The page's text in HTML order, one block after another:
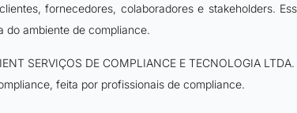
fornecedores, colaboradores e stakeholders.
do ambiente de compliance.
SERVIÇOS DE COMPLIANCE E TECNOLOGIA LTDA.
feita por profissionais de compliance.